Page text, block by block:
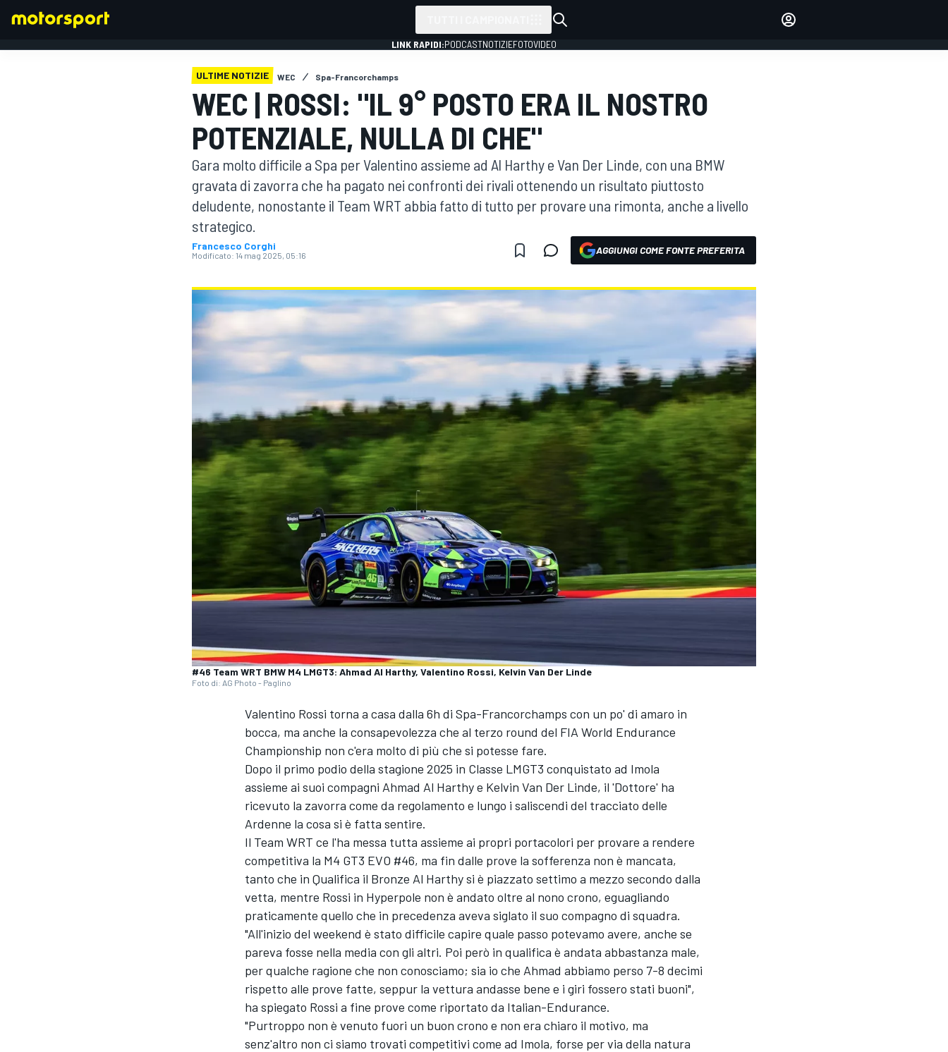
WEC
ACCEDI
LINK RAPIDI:PODCASTNOTIZIEFOTOVIDEO
ULTIME NOTIZIE WEC Spa-Francorchamps
WEC | ROSSI: "IL 9° POSTO ERA IL NOSTRO
POTENZIALE, NULLA DI CHE"
Gara molto difficile a Spa per Valentino assieme ad Al Harthy e Van Der Linde, con una BMW
gravata di zavorra che ha pagato nei confronti dei rivali ottenendo un risultato piuttosto
deludente, nonostante il Team WRT abbia fatto di tutto per provare una rimonta, anche a livello
strategico.
Francesco Corghi
Modificato: 14 mag 2025, 05:16 AGGIUNGI COME FONTE PREFERITA
#46 Team WRT BMW M4 LMGT3: Ahmad Al Harthy, Valentino Rossi, Kelvin Van Der Linde
Foto di: AG Photo - Paglino
Valentino Rossi torna a casa dalla 6h di Spa-Francorchamps con un po' di amaro in
bocca, ma anche la consapevolezza che al terzo round del FIA World Endurance
Championship non c'era molto di più che si potesse fare.
Dopo il primo podio della stagione 2025 in Classe LMGT3 conquistato ad Imola
assieme ai suoi compagni Ahmad Al Harthy e Kelvin Van Der Linde, il 'Dottore' ha
ricevuto la zavorra come da regolamento e lungo i saliscendi del tracciato delle
Ardenne la cosa si è fatta sentire.
Il Team WRT ce l'ha messa tutta assieme ai propri portacolori per provare a rendere
competitiva la M4 GT3 EVO #46, ma fin dalle prove la sofferenza non è mancata,
tanto che in Qualifica il Bronze Al Harthy si è piazzato settimo a mezzo secondo dalla
vetta, mentre Rossi in Hyperpole non è andato oltre al nono crono, eguagliando
praticamente quello che in precedenza aveva siglato il suo compagno di squadra.
"All'inizio del weekend è stato difficile capire quale passo potevamo avere, anche se
pareva fosse nella media con gli altri. Poi però in qualifica è andata abbastanza male,
per qualche ragione che non conosciamo; sia io che Ahmad abbiamo perso 7-8 decimi
rispetto alle prove fatte, seppur la vettura andasse bene e i giri fossero stati buoni",
ha spiegato Rossi a fine prove come riportato da Italian-Endurance.
"Purtroppo non è venuto fuori un buon crono e non era chiaro il motivo, ma
senz'altro non ci siamo trovati competitivi come ad Imola, forse per via della natura